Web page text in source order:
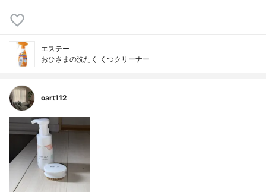
エステー
おひさまの洗たく くつクリーナー
oart112